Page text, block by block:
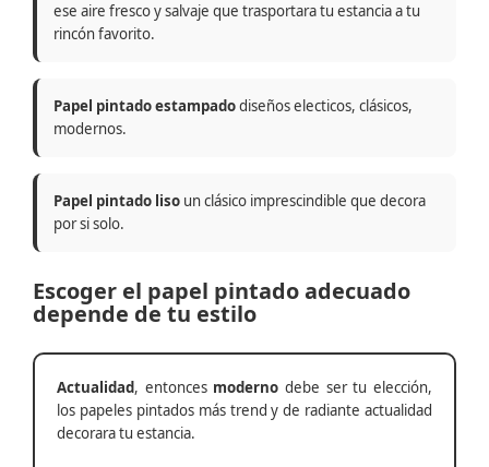
ese aire fresco y salvaje que trasportara tu estancia a tu
rincón favorito.
Papel pintado estampadodiseños electicos, clásicos,
modernos.
Papel pintado liso un clásico imprescindible que decora
por si solo.
Escoger el papel pintado adecuado
depende de tu estilo
Actualidad, entonces moderno debe ser tu elección,
los papeles pintados más trend y de radiante actualidad
decorara tu estancia.